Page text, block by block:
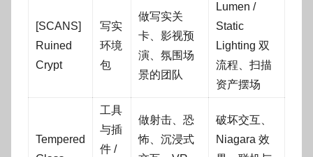
[SCANS]
Ruined
Crypt
写实
环境
包
做写实关
卡、影视预
演、氛围场
景的团队
Lumen /
Static
Lighting 双
流程、扫描
资产摆场
Tempered
工具
与插
件 /
做射击、恐
怖、沉浸式
破坏交互、
Niagara 效